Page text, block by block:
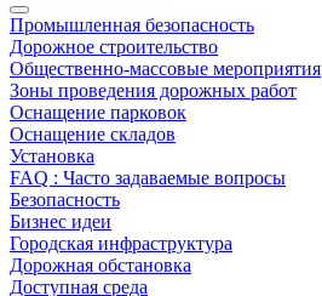
Промышленная безопасность
Дорожное строительство
Общественно‑массовые мероприятия
Зоны проведения дорожных работ
Оснащение парковок
Оснащение складов
Установка
FAQ : Часто задаваемые вопросы
Безопасность
Бизнес идеи
Городская инфраструктура
Дорожная обстановка
Доступная среда